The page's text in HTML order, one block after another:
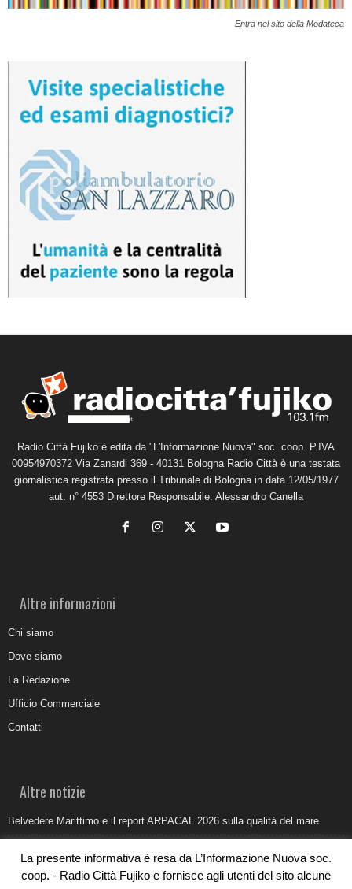
Entra nel sito della Modateca
Radio Città Fujiko è edita da "L'Informazione Nuova" soc. coop. P.IVA
00954970372 Via Zanardi 369 - 40131 Bologna Radio Città è una testata
giornalistica registrata presso il Tribunale di Bologna in data 12/05/1977
aut. n° 4553 Direttore Responsabile: Alessandro Canella
Altre informazioni
Chi siamo
Dove siamo
La Redazione
Ufficio Commerciale
Contatti
Altre notizie
Belvedere Marittimo e il report ARPACAL 2026 sulla qualità del mare
Umidità di risalita in casa, come riconoscere i segnali veri
La presente informativa è resa da L’Informazione Nuova soc.
coop. - Radio Città Fujiko e fornisce agli utenti del sito alcune